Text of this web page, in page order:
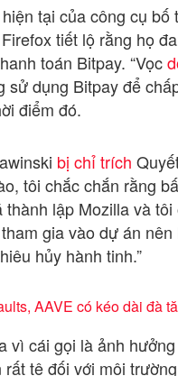
tại của công cụ
tiết lộ rằng họ
toán Bitpay. “Vọc
sử dụng Bitpay để
điểm đó.
bị chỉ trích
tôi chắc chắn rằng
lập Mozilla và
gia vào dự án
hủy hành tinh.”
AAVE có kéo dài đà
vì cái gọi là ảnh
tệ đối với môi